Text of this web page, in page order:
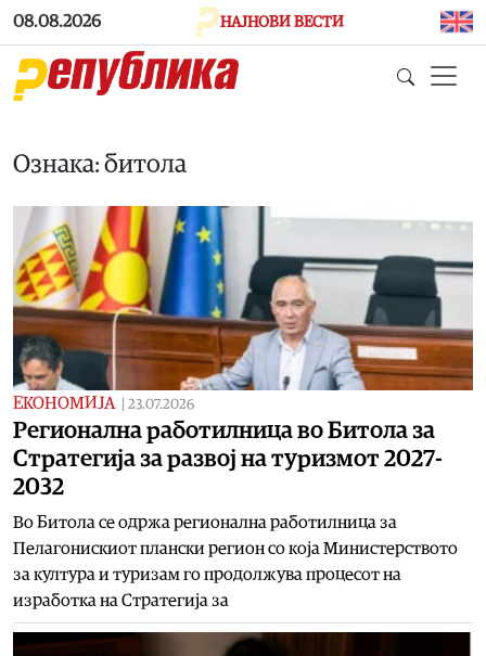
Skip to main content
08.08.2026 НАЈНОВИ ВЕСТИ
Ознака: битола
ЕКОНОМИЈА 23.07.2026
Регионална работилница во Битола за
Стратегија за развој на туризмот 2027-
2032
Во Битола се одржа регионална работилница за
Пелагонискиот плански регион со која Министерството
за култура и туризам го продолжува процесот на
изработка на Стратегија за